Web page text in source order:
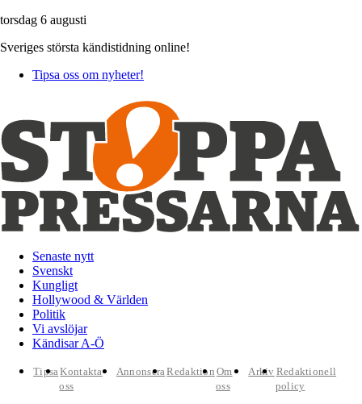
torsdag 6 augusti
Sveriges största kändistidning online!
Tipsa oss om nyheter!
Senaste nytt
Svenskt
Kungligt
Hollywood & Världen
Politik
Vi avslöjar
Kändisar A-Ö
TipsaKontakta
oss
AnnonseraRedaktion Om
oss
Arkiv Redaktionell
policy